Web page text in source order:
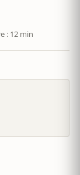
: 12 min